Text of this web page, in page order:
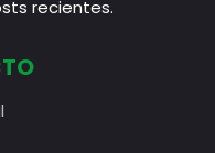
recientes.